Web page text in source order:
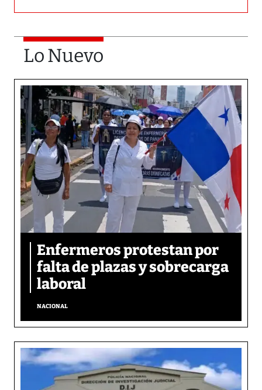
Lo Nuevo
Enfermeros protestan por
falta de plazas y sobrecarga
laboral
NACIONAL